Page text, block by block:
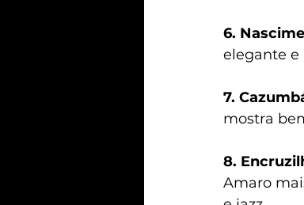
6.
elegante e
7.
mostra
8.
Amaro